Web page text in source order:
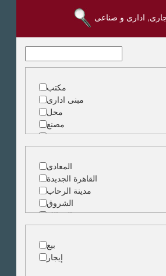
ادارى و صناعى
مكتب
مبنى ادارى
محل
مصنع
مخزن
ارض خدمات
المعادى
القاهرة الجديدة
مدينة الرحاب
الشروق
الزمالك
جاردن سيتى
دقى
المهندسين
الجيزة
بيع
إيجار